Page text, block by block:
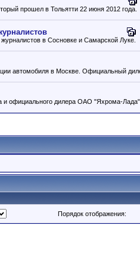
прошел в Тольятти 22 июня 2012 года.
в Сосновке и Самарской Луке.
автомобиля в Москве. Официальный
и официального дилера ОАО "Яхрома-
Порядок отображения: